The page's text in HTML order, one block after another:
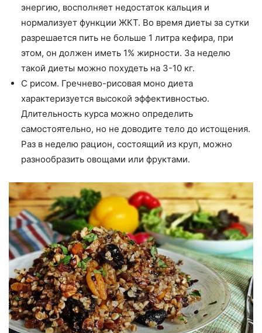
энергию, восполняет недостаток кальция и
нормализует функции ЖКТ. Во время диеты за сутки
разрешается пить не больше 1 литра кефира, при
этом, он должен иметь 1% жирности. За неделю
такой диеты можно похудеть на 3-10 кг.
С рисом. Гречнево-рисовая моно диета
характеризуется высокой эффективностью.
Длительность курса можно определить
самостоятельно, но не доводите тело до истощения.
Раз в неделю рацион, состоящий из круп, можно
разнообразить овощами или фруктами.